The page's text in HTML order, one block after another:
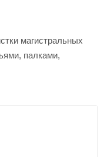
магистральных
палками,